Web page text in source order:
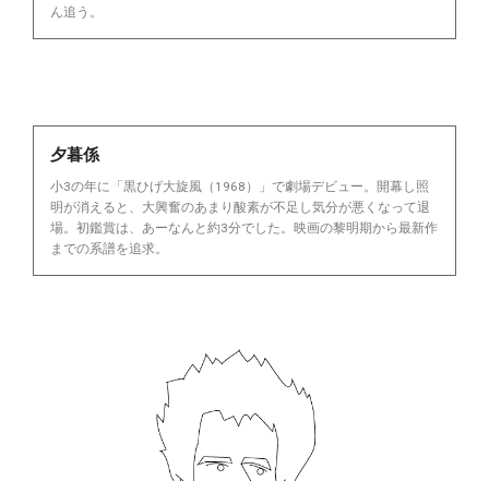
ん追う。
夕暮係
小3の年に「黒ひげ大旋風（1968）」で劇場デビュー。開幕し照
明が消えると、大興奮のあまり酸素が不足し気分が悪くなって退
場。初鑑賞は、あーなんと約3分でした。映画の黎明期から最新作
までの系譜を追求。